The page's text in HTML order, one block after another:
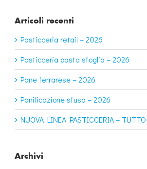
Articoli recenti
Pasticceria retail – 2026
Pasticceria pasta sfoglia – 2026
Pane ferrarese – 2026
Panificazione sfusa – 2026
NUOVA LINEA PASTICCERIA –
Archivi